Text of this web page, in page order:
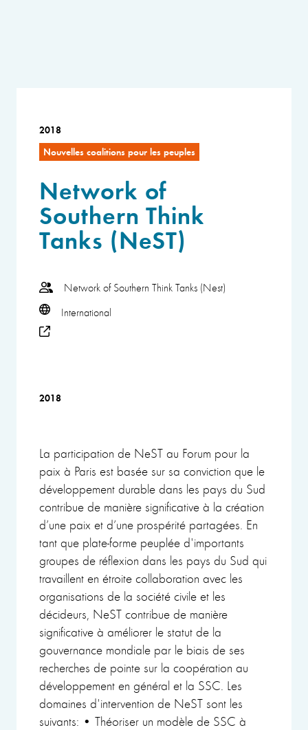
2018
Nouvelles coalitions pour les peuples
Network of
Southern Think
Tanks (NeST)
Network of Southern Think Tanks (Nest)
International
2018
La participation de NeST au Forum pour la
paix à Paris est basée sur sa conviction que le
développement durable dans les pays du Sud
contribue de manière significative à la création
d’une paix et d’une prospérité partagées. En
tant que plate-forme peuplée d'importants
groupes de réflexion dans les pays du Sud qui
travaillent en étroite collaboration avec les
organisations de la société civile et les
décideurs, NeST contribue de manière
significative à améliorer le statut de la
gouvernance mondiale par le biais de ses
recherches de pointe sur la coopération au
développement en général et la SSC. Les
domaines d'intervention de NeST sont les
suivants: • Théoriser un modèle de SSC à